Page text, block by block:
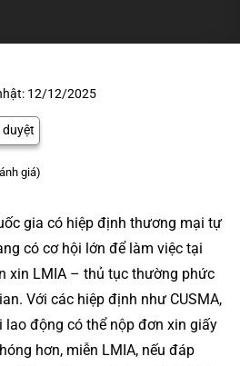
12/12/2025
giá)
gia có hiệp định thương mại tự
có cơ hội lớn để làm việc tại
xin LMIA – thủ tục thường phức
Với các hiệp định như CUSMA,
lao động có thể nộp đơn xin giấy
hơn, miễn LMIA, nếu đáp